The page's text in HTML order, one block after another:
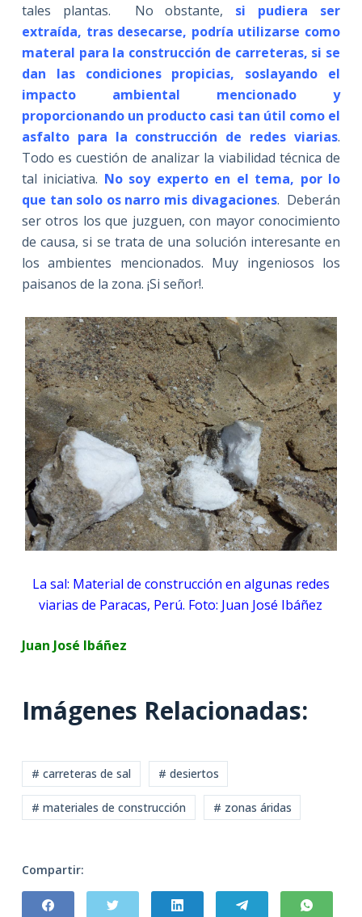
tales plantas. No obstante, si pudiera ser
extraída, tras desecarse, podría utilizarse como
materal para la construcción de carreteras, si se
dan las condiciones propicias, soslayando el
impacto ambiental mencionado y
proporcionando un producto casi tan útil como el
asfalto para la construcción de redes viarias.
Todo es cuestión de analizar la viabilidad técnica de
tal iniciativa. No soy experto en el tema, por lo
que tan solo os narro mis divagaciones. Deberán
ser otros los que juzguen, con mayor conocimiento
de causa, si se trata de una solución interesante en
los ambientes mencionados. Muy ingeniosos los
paisanos de la zona. ¡Si señor!.
La sal: Material de construcción en algunas redes
viarias de Paracas, Perú. Foto: Juan José Ibáñez
Juan José Ibáñez
Imágenes Relacionadas:
# carreteras de sal # desiertos
# materiales de construcción # zonas áridas
Compartir: